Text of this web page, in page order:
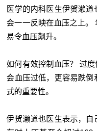
医学的内科医生伊贺濑
会一一反映在血压之上。
易令血压飙升。
如何有效控制血压？ 过
会血压过低，更容易跌
式的重要性。
伊贺濑道也医生表示，自